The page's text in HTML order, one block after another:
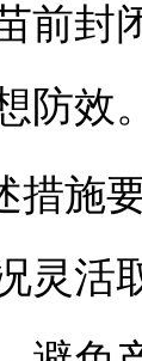
前
防效。
施要
灵活